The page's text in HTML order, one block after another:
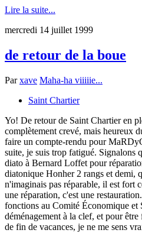
Lire la suite...
mercredi 14 juillet 1999
de retour de la boue
Parxave Maha-ha viiiiie...
Saint Chartier
Yo! De retour de Saint Chartier en
complètement crevé, mais heureux
faire un compte-rendu pour
suite, je suis trop fatigué. Signalons
diato à Bernard Loffet pour
diatonique Honher 2 rangs et demi,
n'imaginais pas réparable, il est fort
une réparation, c'est une
fonctions au Comité Économique et
déménagement à la clef, et pour
de fin de vacances, je ne me sens